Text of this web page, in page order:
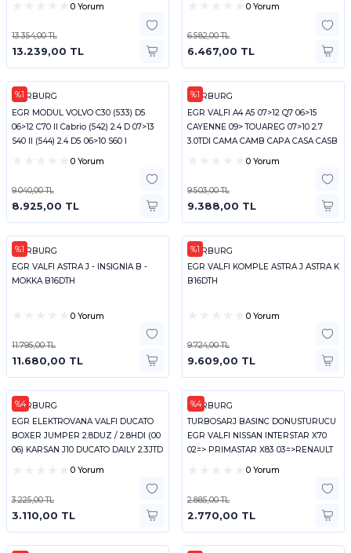
0 Yorum
13.354,00 TL
13.239,00 TL
0 Yorum
6.582,00 TL
6.467,00 TL
%1
PIERBURG
EGR MODUL VOLVO C30 (533) D5
06>12 C70 II Cabrio (542) 2.4 D 07>13
S40 II (544) 2.4 D5 06>10 S60 I
0 Yorum
9.040,00 TL
8.925,00 TL
%1
PIERBURG
EGR VALFI A4 A5 07>12 Q7 06>15
CAYENNE 09> TOUAREG 07>10 2.7
3.0TDI CAMA CAMB CAPA CASA CASB
0 Yorum
9.503,00 TL
9.388,00 TL
%1
PIERBURG
EGR VALFI ASTRA J - INSIGNIA B -
MOKKA B16DTH
0 Yorum
11.795,00 TL
11.680,00 TL
%1
PIERBURG
EGR VALFI KOMPLE ASTRA J ASTRA K
B16DTH
0 Yorum
9.724,00 TL
9.609,00 TL
%4
PIERBURG
EGR ELEKTROVANA VALFI DUCATO
BOXER JUMPER 2.8DUZ / 2.8HDI (00
06) KARSAN J10 DUCATO DAILY 2.3JTD
0 Yorum
3.225,00 TL
3.110,00 TL
%4
PIERBURG
TURBOSARJ BASINC DONUSTURUCU
EGR VALFI NISSAN INTERSTAR X70
02=> PRIMASTAR X83 03=>RENAULT
0 Yorum
2.885,00 TL
2.770,00 TL